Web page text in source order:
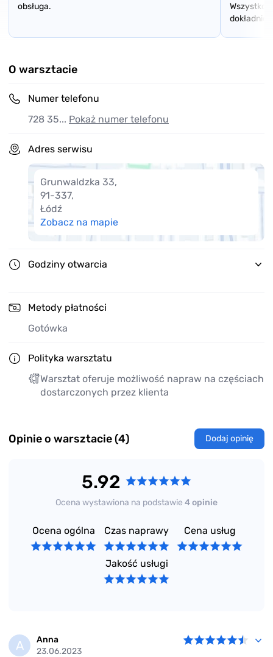
obsługa.
Wszystko
dokładnie
of
3
O warsztacie
Numer telefonu
728 35... Pokaż numer telefonu
Adres serwisu
Grunwaldzka 33,
91-337,
Łódź
Zobacz na mapie
Godziny otwarcia
Metody płatności
Gotówka
Polityka warsztatu
Warsztat oferuje możliwość napraw na częściach
dostarczonych przez klienta
Opinie o warsztacie (4) Dodaj opinię
5.92
Ocena wystawiona na podstawie 4 opinie
Ocena ogólna Czas naprawy Cena usług
Jakość usługi
A
Anna
23.06.2023